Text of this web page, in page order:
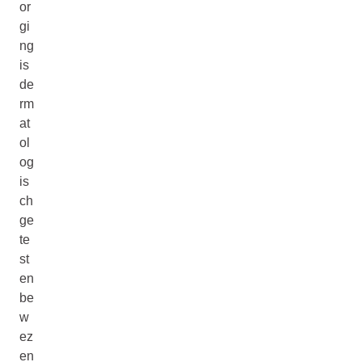
or
gi
ng
is
de
rm
at
ol
og
is
ch
ge
te
st
en
be
w
ez
en